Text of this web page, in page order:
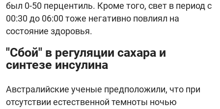
был 0-50 перцентиль. Кроме того, свет в период с
00:30 до 06:00 тоже негативно повлиял на
состояние здоровья.
"Сбой" в регуляции сахара и
синтезе инсулина
Австралийские ученые предположили, что при
отсутствии естественной темноты ночью